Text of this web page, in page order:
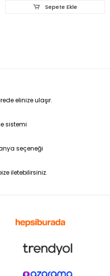
Sepete Ekle
elinize ulaşır.
sistemi
seçeneği
iletebilirsiniz.